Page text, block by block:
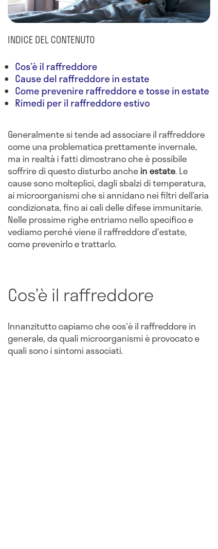
INDICE DEL CONTENUTO
Cos’è il raffreddore
Cause del raffreddore in estate
Come prevenire raffreddore e tosse in estate
Rimedi per il raffreddore estivo
Generalmente si tende ad associare il raffreddore
come una problematica prettamente invernale,
ma in realtà i fatti dimostrano che è possibile
soffrire di questo disturbo anchein estate. Le
cause sono molteplici, dagli sbalzi di temperatura,
ai microorganismi che si annidano nei filtri dell’aria
condizionata, fino ai cali delle difese immunitarie.
Nelle prossime righe entriamo nello specifico e
vediamo perché viene il raffreddore d'estate,
come prevenirlo e trattarlo.
Cos’è il raffreddore
Innanzitutto capiamo che cos'è il raffreddore in
generale, da quali microorganismi è provocato e
quali sono i sintomi associati.